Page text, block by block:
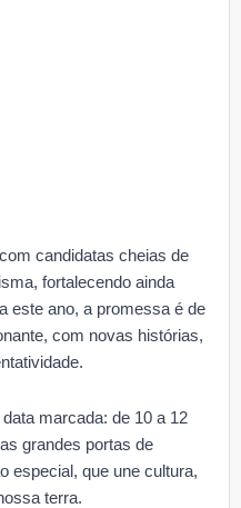
candidatas cheias de
fortalecendo ainda
este ano, a promessa é de
com novas histórias,
marcada: de 10 a 12
grandes portas de
especial, que une cultura,
terra.